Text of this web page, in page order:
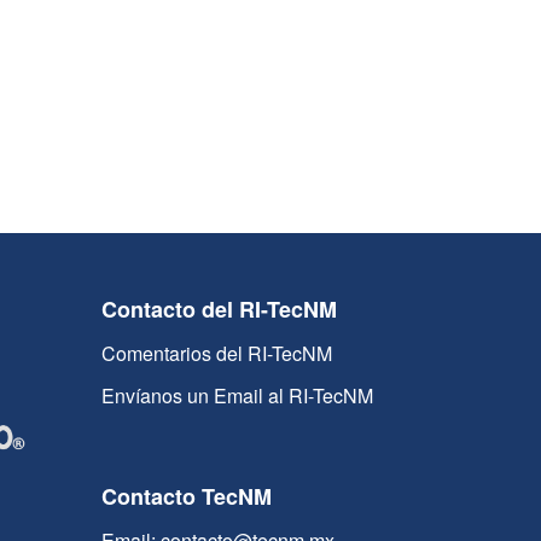
Contacto del RI-TecNM
Comentarios del RI-TecNM
Envíanos un Email al RI-TecNM
Contacto TecNM